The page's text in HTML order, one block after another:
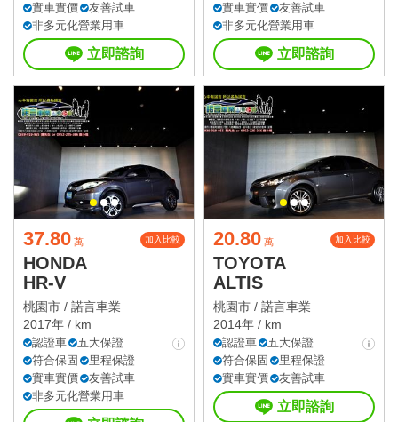
實車實價
友善試車
非多元化營業用車
立即諮詢
實車實價
友善試車
非多元化營業用車
立即諮詢
37.80 萬 加入比較
HONDA
HR-V
桃園市 / 諾言車業
2017年 / km
認證車
五大保證
符合保固
里程保證
實車實價
友善試車
非多元化營業用車
20.80 萬 加入比較
TOYOTA
ALTIS
桃園市 / 諾言車業
2014年 / km
認證車
五大保證
符合保固
里程保證
實車實價
友善試車
立即諮詢